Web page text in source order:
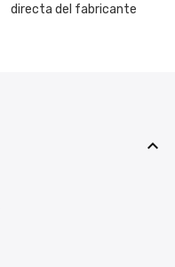
directa del fabricante
